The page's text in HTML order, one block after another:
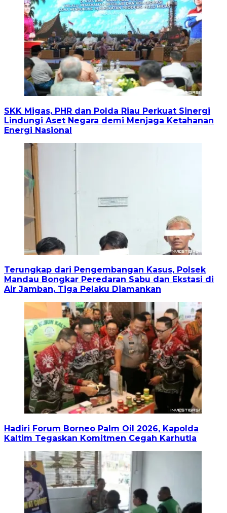
SKK Migas, PHR dan Polda Riau Perkuat Sinergi
Lindungi Aset Negara demi Menjaga Ketahanan
Energi Nasional
Terungkap dari Pengembangan Kasus, Polsek
Mandau Bongkar Peredaran Sabu dan Ekstasi di
Air Jamban, Tiga Pelaku Diamankan
Hadiri Forum Borneo Palm Oil 2026, Kapolda
Kaltim Tegaskan Komitmen Cegah Karhutla